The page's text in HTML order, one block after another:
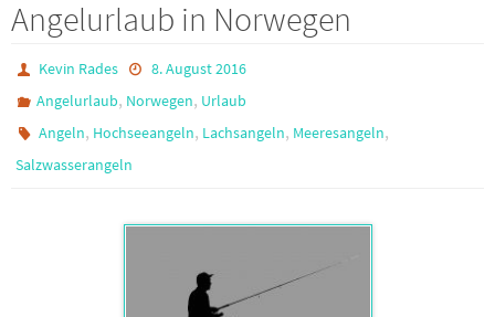
Angelurlaub in Norwegen
Kevin Rades
8. August 2016
Angelurlaub, Norwegen, Urlaub
Angeln, Hochseeangeln, Lachsangeln, Meeresangeln,
Salzwasserangeln